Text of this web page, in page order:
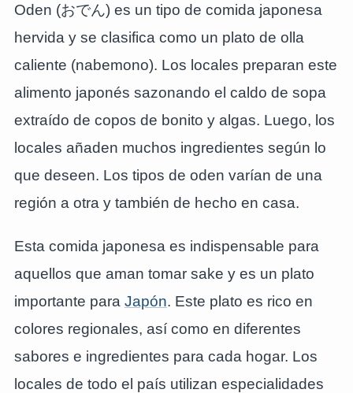
Oden (おでん) es un tipo de comida japonesa
hervida y se clasifica como un plato de olla
caliente (nabemono). Los locales preparan este
alimento japonés sazonando el caldo de sopa
extraído de copos de bonito y algas. Luego, los
locales añaden muchos ingredientes según lo
que deseen. Los tipos de oden varían de una
región a otra y también de hecho en casa.
Esta comida japonesa es indispensable para
aquellos que aman tomar sake y es un plato
importante para Japón. Este plato es rico en
colores regionales, así como en diferentes
sabores e ingredientes para cada hogar. Los
locales de todo el país utilizan especialidades